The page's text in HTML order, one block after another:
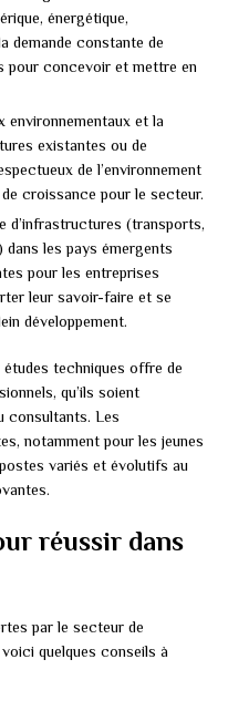
énergétique,
demande constante de
pour concevoir et mettre en
environnementaux et la
existantes ou de
de l’environnement
croissance pour le secteur.
d’infrastructures (transports,
les pays émergents
pour les entreprises
leur savoir-faire et se
développement.
études techniques offre de
qu’ils soient
consultants. Les
notamment pour les jeunes
variés et évolutifs au
réussir dans
par le secteur de
quelques conseils à